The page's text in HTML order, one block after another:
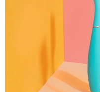
LUNA™
For young
LUNA™
For travel
面部提拉
Premium
BEAR™
All
UFO™ 3
Red light
UFO™ 3
Portable
issa™ 4
Hybrid
issa™ 4
For ages
FAQ™
Clinical
FAQ™
Advanced
FAQ™
LED mask
FAQ™
LED mask
FAQ™
LED hair
FAQ™
Full-
賽普勒斯